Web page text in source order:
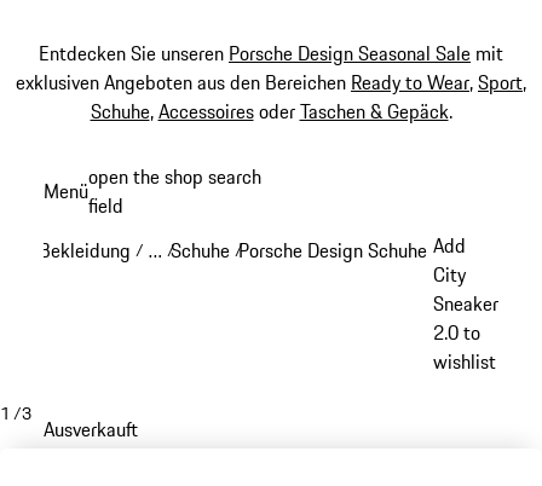
Entdecken Sie unseren Porsche Design Seasonal Sale mit
exklusiven Angeboten aus den Bereichen Ready to Wear,Sport,
Schuhe,AccessoiresoderTaschen & Gepäck.
Hauptinhalt
Menüopen the shop search
field
Bekleidung / …
Reveal collapsed breadcrumb items
/Schuhe /Porsche Design Schuhe /
Add
City
Sneaker
2.0 to
wishlist
1 /3
Ausverkauft